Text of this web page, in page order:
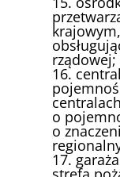
rządowej;
16.
o
o
17.